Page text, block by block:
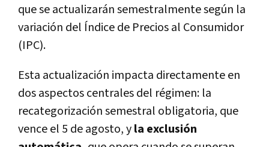
que se actualizarán semestralmente según la
variación del Índice de Precios al Consumidor
(IPC).
Esta actualización impacta directamente en
dos aspectos centrales del régimen: la
recategorización semestral obligatoria, que
vence el 5 de agosto,yla exclusión